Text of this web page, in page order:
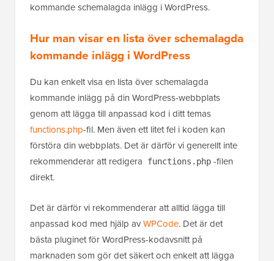
kommande schemalagda inlägg i WordPress.
Hur man visar en lista över schemalagda
kommande inlägg i WordPress
Du kan enkelt visa en lista över schemalagda
kommande inlägg på din WordPress-webbplats
genom att lägga till anpassad kod i ditt temas
functions.php-fil. Men även ett litet fel i koden kan
förstöra din webbplats. Det är därför vi generellt inte
rekommenderar att redigera
functions.php -filen
direkt.
Det är därför vi rekommenderar att alltid lägga till
anpassad kod med hjälp avWPCode. Det är det
bästa pluginet för WordPress-kodavsnitt på
marknaden som gör det säkert och enkelt att lägga